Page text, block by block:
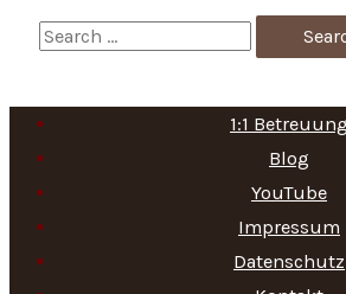
S
a
h
f
1:1 Betreuung
Blog
YouTube
Impressum
Datenschutz